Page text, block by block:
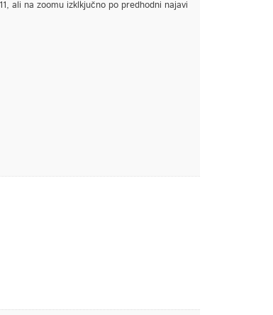
ali na zoomu izklkjučno po predhodni najavi